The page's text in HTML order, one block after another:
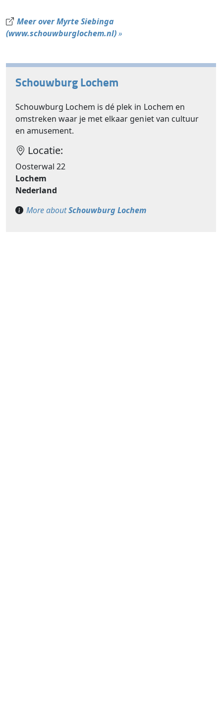
Meer over Myrte Siebinga
(www.schouwburglochem.nl)»
Schouwburg Lochem
Schouwburg Lochem is dé plek in Lochem en
omstreken waar je met elkaar geniet van cultuur
en amusement.
Locatie:
Oosterwal 22
Lochem
Nederland
More aboutSchouwburg Lochem